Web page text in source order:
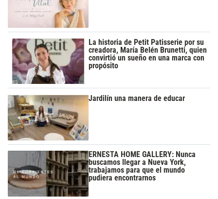
La historia de Petit Patisserie por su
creadora, María Belén Brunetti, quien
convirtió un sueño en una marca con
propósito
Jardilín una manera de educar
ERNESTA HOME GALLERY: Nunca
buscamos llegar a Nueva York,
trabajamos para que el mundo
pudiera encontrarnos